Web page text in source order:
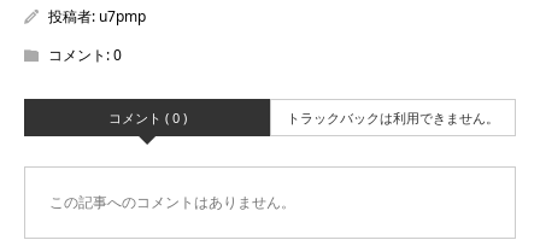
投稿者: u7pmp
コメント:0
コメント ( 0 ) トラックバックは利用できません。
この記事へのコメントはありません。